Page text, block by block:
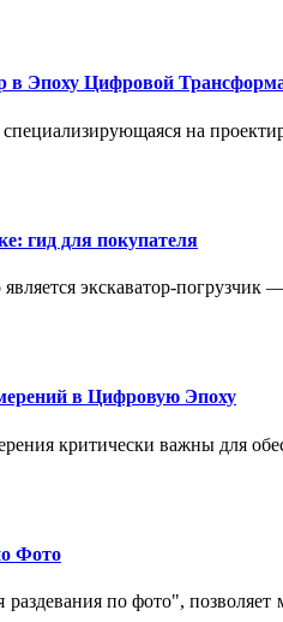
в Эпоху Цифровой
на
гид для покупателя
экскаватор-
в Цифровую Эпоху
критически важны для
Фото
по фото",